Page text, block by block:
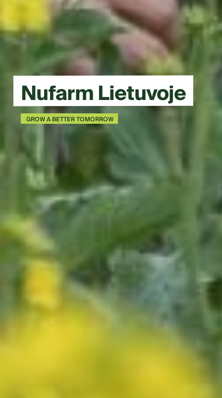
Nufarm Lietuvoje
GROW A BETTER TOMORROW